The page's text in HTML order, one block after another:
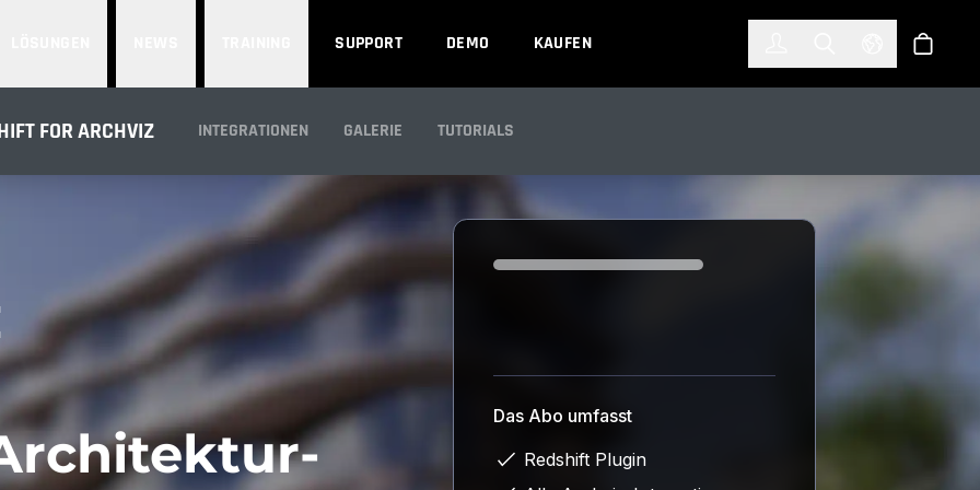
SUPPORT DEMO KAUFEN Select Shop
FOR ARCHVIZ INTEGRATIONEN GALERIE TUTORIALS
Loading...
Das Abo umfasst
Redshift Plugin